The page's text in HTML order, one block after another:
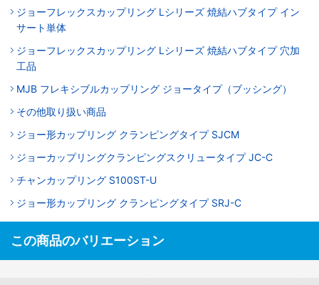
ジョーフレックスカップリング Lシリーズ 焼結ハブタイプ イン
サート単体
ジョーフレックスカップリング Lシリーズ 焼結ハブタイプ 穴加
工品
MJB フレキシブルカップリング ジョータイプ（ブッシング）
その他取り扱い商品
ジョー形カップリング クランピングタイプ SJCM
ジョーカップリングクランピングスクリュータイプ JC-C
チャンカップリング S100ST-U
ジョー形カップリング クランピングタイプ SRJ-C
この商品のバリエーション